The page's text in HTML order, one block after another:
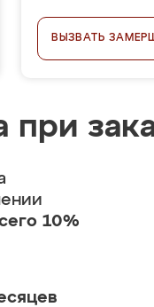
ВЫЗВАТЬ
при
10%